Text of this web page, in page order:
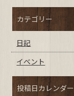
カテゴリー
日記
イベント
投稿日カレンダー